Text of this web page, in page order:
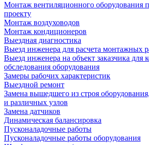
Монтаж вентиляционного оборудования
проекту
Монтаж воздуховодов
Монтаж кондиционеров
Выездная диагностика
Выезд инженера для расчета монтажных
Выезд инженера на объект заказчика для
обследования оборудования
Замеры рабочих характеристик
Выездной ремонт
Замена вышедшего из строя
и различных узлов
Замена датчиков
Динамическая балансировка
Пусконаладочные работы
Пусконаладочные работы оборудования